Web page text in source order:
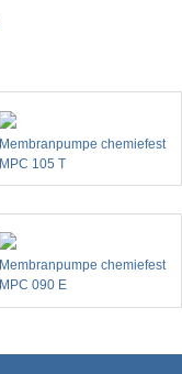
Membranpumpe chemiefest
MPC 105 T
Membranpumpe chemiefest
MPC 090 E